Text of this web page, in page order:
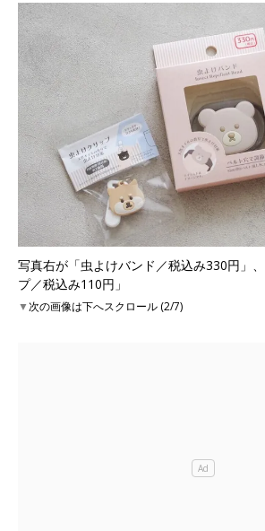
写真右が「虫よけバンド／税込み330円」
プ／税込み110円」
▼次の画像は下へスクロール (2/7)